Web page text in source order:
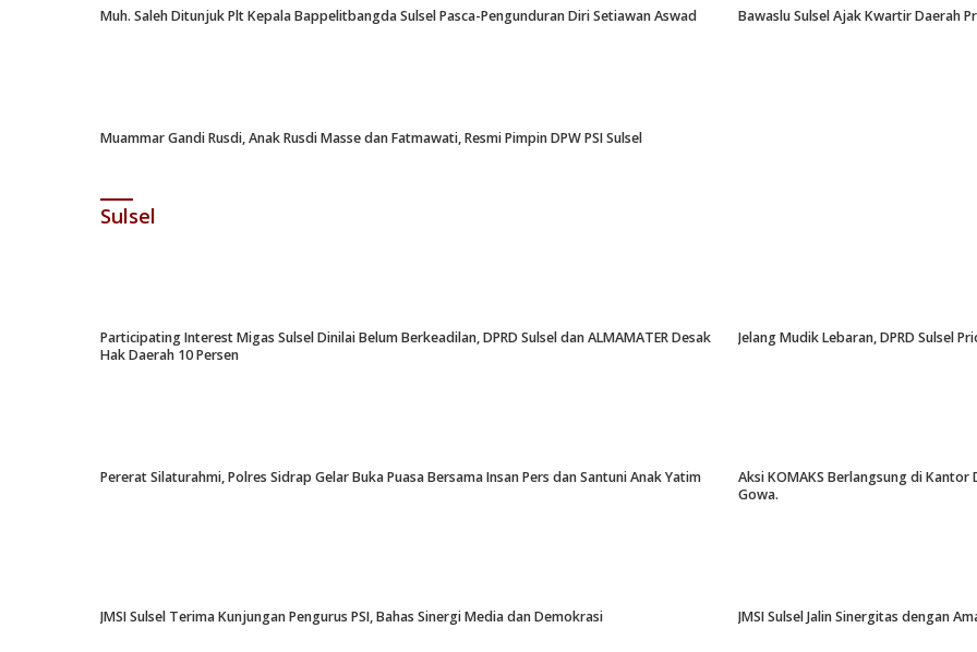
Muh. Saleh Ditunjuk Plt Kepala Bappelitbangda Sulsel Pasca-Pengunduran Diri Setiawan Aswad Bawaslu Sulsel Ajak Kwartir Daerah
Muammar Gandi Rusdi, Anak Rusdi Masse dan Fatmawati, Resmi Pimpin DPW PSI Sulsel
Sulsel
Participating Interest Migas Sulsel Dinilai Belum Berkeadilan, DPRD Sulsel dan ALMAMATER Desak
Hak Daerah 10 Persen
Jelang Mudik Lebaran, DPRD Sulsel
Pererat Silaturahmi, Polres Sidrap Gelar Buka Puasa Bersama Insan Pers dan Santuni Anak Yatim
Aksi KOMAKS Berlangsung di Kantor
Gowa.
JMSI Sulsel Terima Kunjungan Pengurus PSI, Bahas Sinergi Media dan Demokrasi JMSI Sulsel Jalin Sinergitas dengan